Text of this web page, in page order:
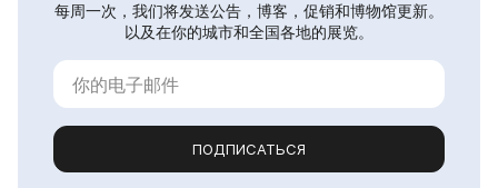
每周一次，我们将发送公告，博客，促销和博物馆更新。
以及在你的城市和全国各地的展览。
ПОДПИСАТЬСЯ